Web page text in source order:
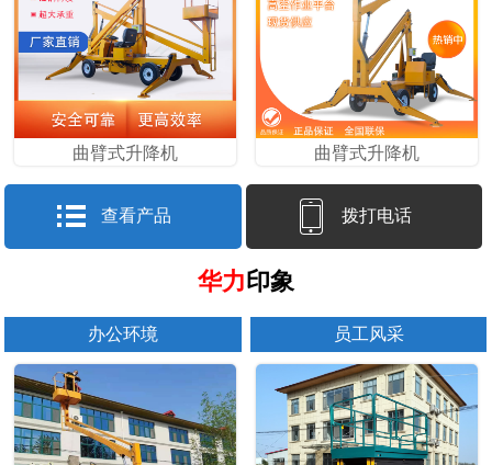
曲臂式升降机 曲臂式升降机
查看产品 拨打电话
华力印象
办公环境 员工风采